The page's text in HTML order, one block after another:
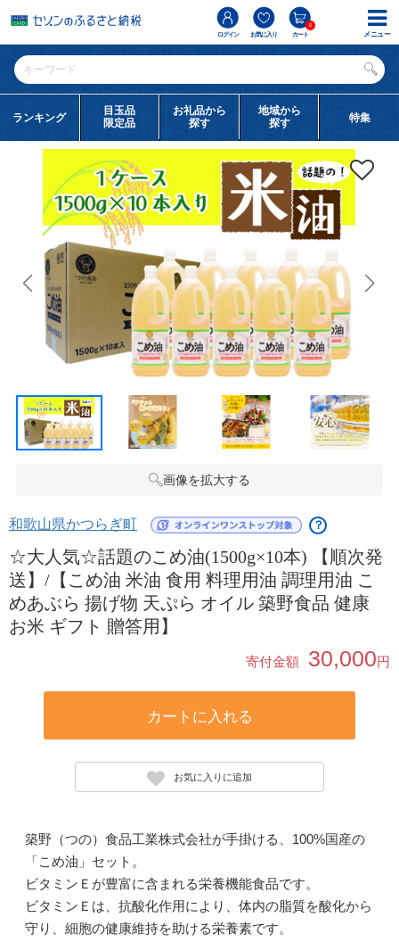
ログイン お気に入り カート
0
ランキング
目玉品
限定品
お礼品から
探す
地域から
探す
特集
画像を拡大する
和歌山県かつらぎ町 ？
☆大人気☆話題のこめ油(1500g×10本) 【順次発
送】/【こめ油 米油 食用 料理用油 調理用油 こ
めあぶら 揚げ物 天ぷら オイル 築野食品 健康
お米 ギフト 贈答用】
寄付金額 30,000円
カートに入れる
お気に入りに追加
築野（つの）食品工業株式会社が手掛ける、100%国産の
「こめ油」セット。
ビタミンＥが豊富に含まれる栄養機能食品です。
ビタミンＥは、抗酸化作用により、体内の脂質を酸化から
守り、細胞の健康維持を助ける栄養素です。
メニュー